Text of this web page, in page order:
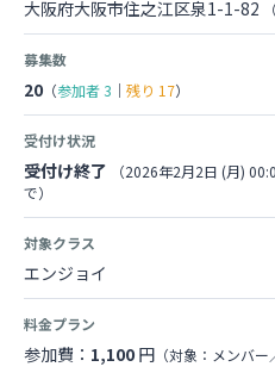
大阪府大阪市住之江区泉1-1-82 （
募集数
20 （参加者3 ｜ 残り 17）
受付け状況
受付け終了
（2026年2月2日 (月)
で）
対象クラス
エンジョイ
料金プラン
参加費： 1,100 円 （対象：メンバー